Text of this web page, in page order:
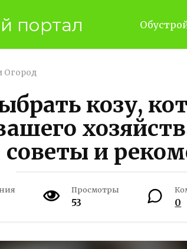
портал
Огород
козу,
советы и
Просмотры
53 0